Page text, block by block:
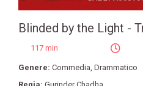
Blinded by the Light -
117 min
Genere: Commedia Drammatico